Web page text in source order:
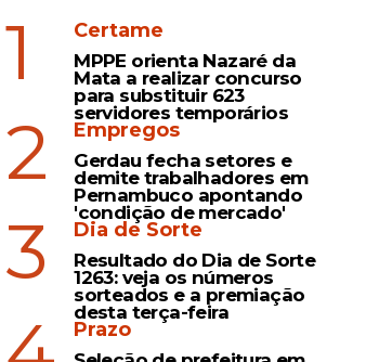
1 Certame
MPPE orienta Nazaré da
Mata a realizar concurso
para substituir 623
servidores temporários
2 Empregos
Gerdau fecha setores e
demite trabalhadores em
Pernambuco apontando
'condição de mercado'
3 Dia de Sorte
Resultado do Dia de Sorte
1263: veja os números
sorteados e a premiação
desta terça-feira
Prazo